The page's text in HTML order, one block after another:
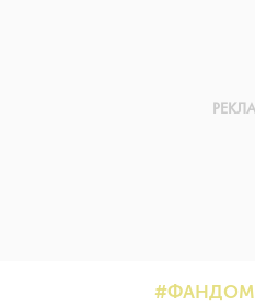
ФАНДОМ